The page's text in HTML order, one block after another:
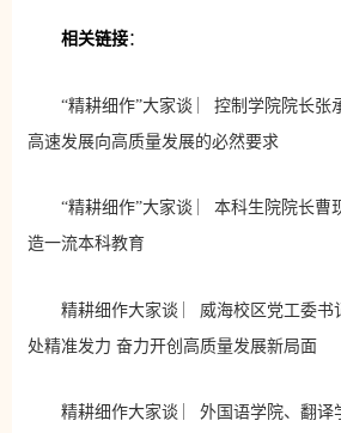
相关链接：
“精耕细作”大家谈 ︳控制学院院长张
高速发展向高质量发展的必然要求
“精耕细作”大家谈 ︳本科生院院长曹
造一流本科教育
精耕细作大家谈 ︳威海校区党工委书
处精准发力 奋力开创高质量发展新局面
精耕细作大家谈 ︳外国语学院、翻译